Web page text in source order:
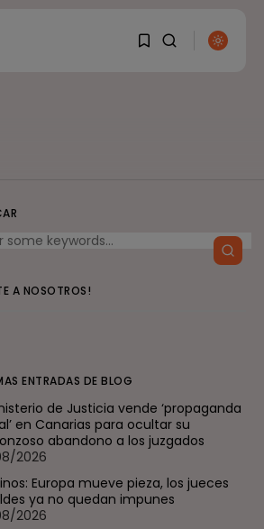
RECIENTES
El Ministerio de Justicia
Interinos: Europa
mueve pieza, los
jueces...
PORRAMÓN J. 06/08/2026
Interinos: el error del
Supremo que...
A NOSOTROS!
ENTRADAS DE BLOG
de Justicia vende ‘propaganda
en Canarias para ocultar su
abandono a los juzgados
2026
Europa mueve pieza, los jueces
ya no quedan impunes
2026